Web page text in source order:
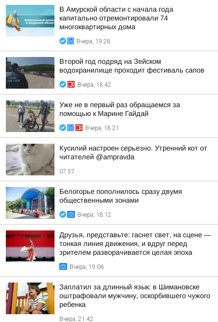
В Амурской области с начала года
капитально отремонтировали 74
многоквартирных дома
Вчера, 19:28
Второй год подряд на Зейском
водохранилище проходит фестиваль сапов
Вчера, 18:42
Уже не в первый раз обращаемся за
помощью к Марине Гайдай
Вчера, 18:21
Кусилий настроен серьезно. Утренний кот от
читателей @ampravda
07:57
Белогорье пополнилось сразу двумя
общественными зонами
Вчера, 18:12
Друзья, представьте: гаснет свет, на сцене —
тонкая линия движения, и вдруг перед
зрителем разворачивается целая эпоха
Вчера, 19:06
Заплатил за длинный язык: в Шимановске
оштрафовали мужчину, оскорбившего чужого
ребенка
Вчера, 21:42